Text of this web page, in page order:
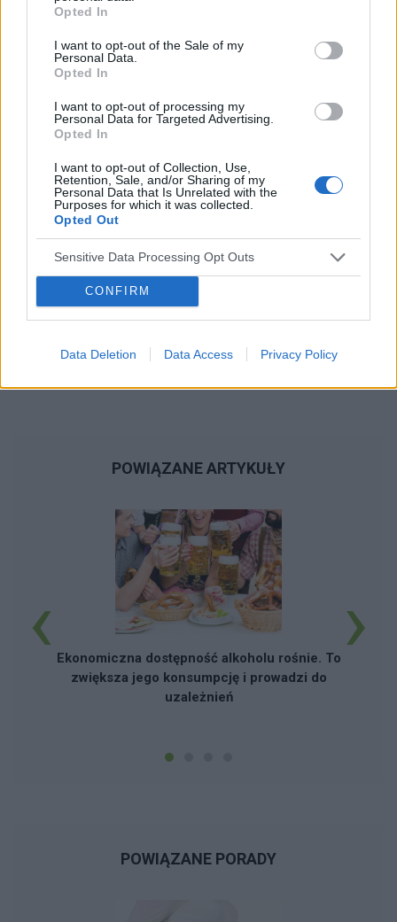
Opted In
I want to opt-out of the Sale of my
Personal Data.
Opted In
I want to opt-out of processing my
Personal Data for Targeted Advertising.
Opted In
I want to opt-out of Collection, Use,
Retention, Sale, and/or Sharing of my
Personal Data that Is Unrelated with the
Purposes for which it was collected.
Opted Out
Sensitive Data Processing Opt Outs
CONFIRM
Data Deletion Data Access Privacy Policy
Was przyjmuje ketrel w tej dawce? Czy
łaknienie? A może znacie jakieś blokery apetytu
które można przyjmować z neuroleptykami i
przyjmowałam ketrel w tej dawce i zasypiałam
POWIĄZANE
Tematy depresja zaburzenia nastroju smutek
emocje nerwica
Reklama:
POWIĄZANE ARTYKUŁY
Ekonomiczna dostępność alkoholu rośnie. To
zwiększa jego konsumpcję i prowadzi do
uzależnień
‹ ›
POWIĄZANE PORADY